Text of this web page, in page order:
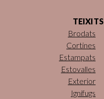
TEIXITS
Brodats
Cortines
Estampats
Estovalles
Exterior
Ignífugs